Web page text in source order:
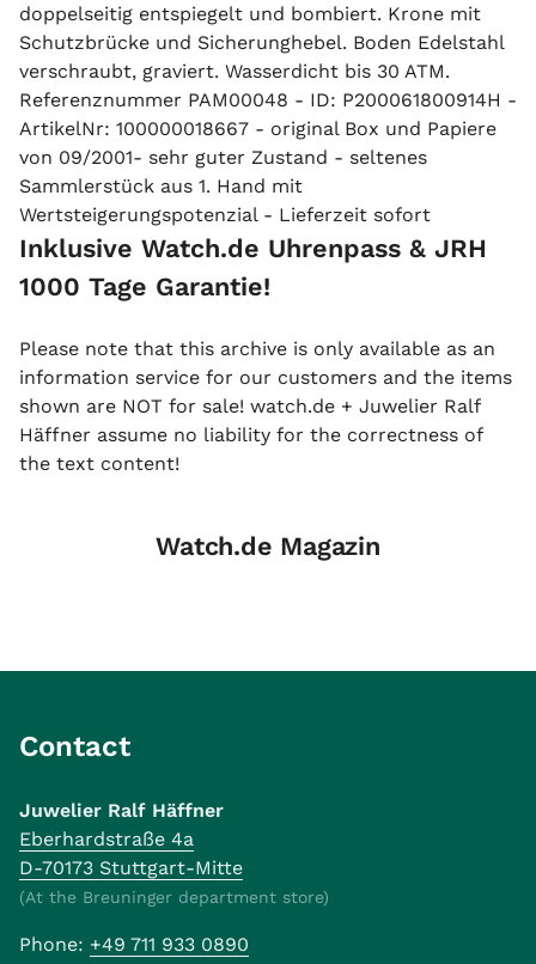
doppelseitig entspiegelt und bombiert. Krone mit
Schutzbrücke und Sicherunghebel. Boden Edelstahl
verschraubt, graviert. Wasserdicht bis 30 ATM.
Referenznummer PAM00048 - ID: P200061800914H -
ArtikelNr: 100000018667 - original Box und Papiere
von 09/2001- sehr guter Zustand - seltenes
Sammlerstück aus 1. Hand mit
Wertsteigerungspotenzial - Lieferzeit sofort
Inklusive Watch.de Uhrenpass & JRH
1000 Tage Garantie!
Please note that this archive is only available as an
information service for our customers and the items
shown are NOT for sale! watch.de + Juwelier Ralf
Häffner assume no liability for the correctness of
the text content!
Watch.de Magazin
Contact
Juwelier Ralf Häffner
Eberhardstraße 4a
D-70173 Stuttgart-Mitte
(At the Breuninger department store)
Phone: +49 711 933 0890